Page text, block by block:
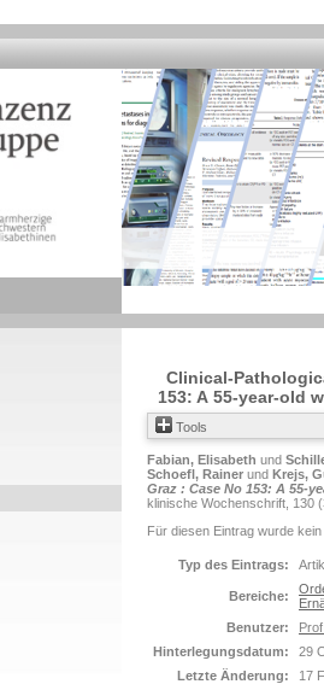
Clinical-
153: A 55-year-old
Tools
Fabian, Elisabeth und
Schoefl, Rainer und Krejs,
Graz : Case No 153: A 55-
klinische Wochenschrift, 130
Für diesen Eintrag wurde
Typ des Eintrags:
Bereiche:
Benutzer:
Hinterlegungsdatum:
29
Letzte Änderung:
17